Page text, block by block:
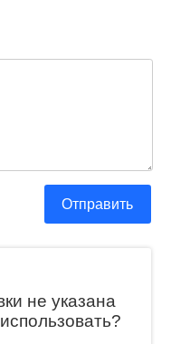
Отправить
не указана